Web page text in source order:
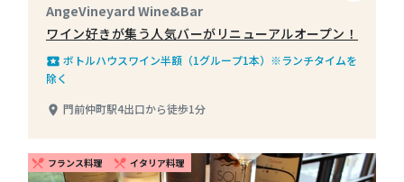
AngeVineyard Wine&Bar
ワイン好きが集う人気バーがリニューアルオープン！
local_play ボトルハウスワイン半額（1グループ1本）※ランチタイムを
除く
place 門前仲町駅4出口から徒歩1分
restaurant_menu フランス料理 restaurant_menu イタリア料理